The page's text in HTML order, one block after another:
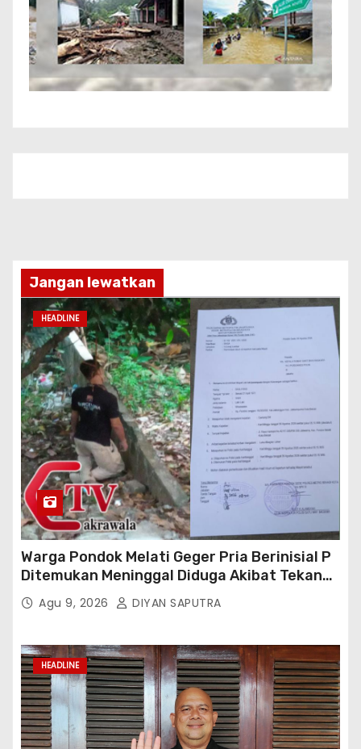
Jangan lewatkan
HEADLINE
Warga Pondok Melati Geger Pria Berinisial P
Ditemukan Meninggal Diduga Akibat Tekanan
Hutang
Agu 9, 2026 DIYAN SAPUTRA
HEADLINE